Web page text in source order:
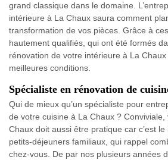
grand classique dans le domaine.
intérieure à La Chaux saura comment
transformation de vos pièces. Grâce à
hautement qualifiés, qui ont été formés
rénovation de votre intérieure à La
meilleures conditions.
Spécialiste en rénovation de
Qui de mieux qu’un spécialiste pour
de votre cuisine à La Chaux ? Conviviale,
Chaux doit aussi être pratique car c’est
petits-déjeuners familiaux, qui rappel
chez-vous. De par nos plusieurs années